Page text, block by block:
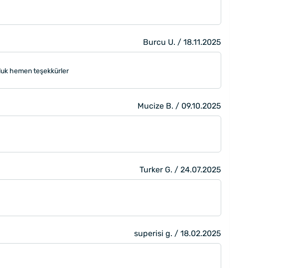
Burcu U. / 18.11.2025
hemen teşekkürler
Mucize B. / 09.10.2025
Turker G. / 24.07.2025
superisi g. / 18.02.2025